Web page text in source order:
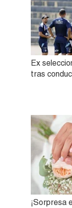
Ex
tras
¡Sorpresa